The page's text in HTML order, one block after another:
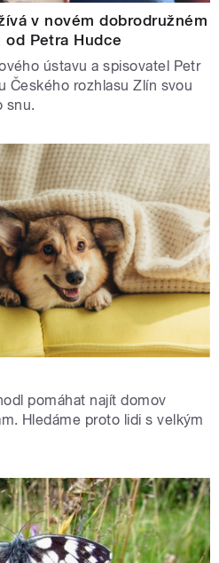
v novém dobrodružném
od Petra Hudce
ústavu a spisovatel Petr
Českého rozhlasu Zlín svou
snu.
pomáhat najít domov
Hledáme proto lidi s velkým